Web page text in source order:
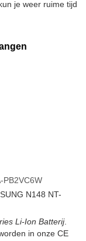
je weer ruime tijd
PB2VC6W
N148 NT-
Li-Ion Batterij.
in onze CE